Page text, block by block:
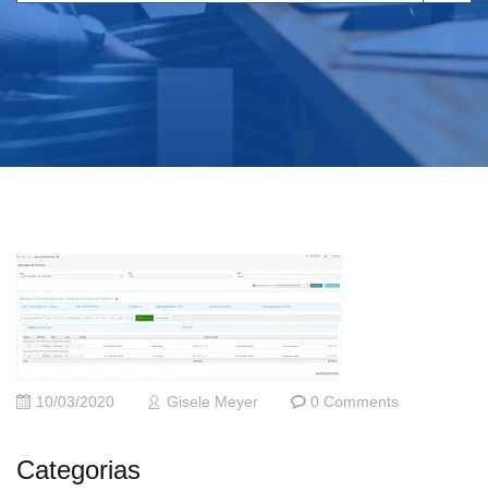
for:
10/03/2020 Gisele Meyer 0 Comments
Categorias